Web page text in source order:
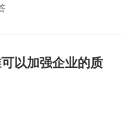
系来保证供货iso三体
以加强企业的质